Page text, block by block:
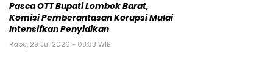
Pasca OTT Bupati Lombok Barat,
Komisi Pemberantasan Korupsi Mulai
Intensifkan Penyidikan
Rabu, 29 Jul 2026 - 08:33 WIB